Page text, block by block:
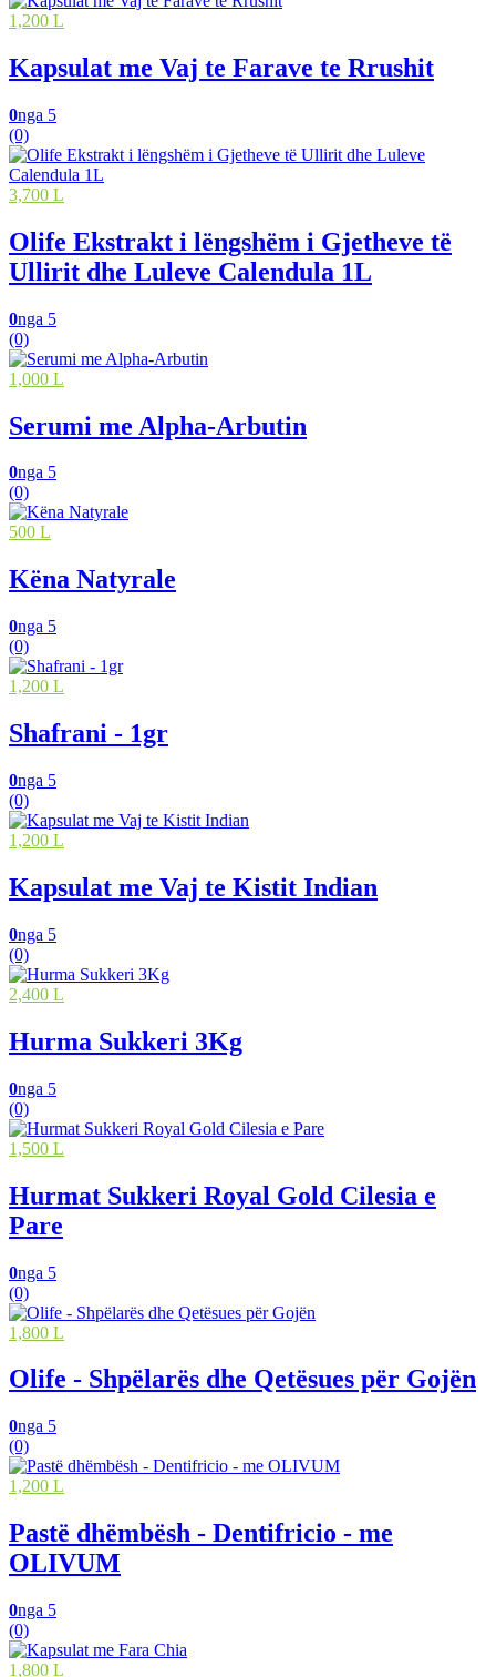
1,200 L
Kapsulat me Vaj te Farave te Rrushit
0nga 5
(0)
3,700 L
Olife Ekstrakt i lëngshëm i Gjetheve të
Ullirit dhe Luleve Calendula 1L
0nga 5
(0)
1,000 L
Serumi me Alpha-Arbutin
0nga 5
(0)
500 L
Këna Natyrale
0nga 5
(0)
1,200 L
Shafrani - 1gr
0nga 5
(0)
1,200 L
Kapsulat me Vaj te Kistit Indian
0nga 5
(0)
2,400 L
Hurma Sukkeri 3Kg
0nga 5
(0)
1,500 L
Hurmat Sukkeri Royal Gold Cilesia e
Pare
0nga 5
(0)
1,800 L
Olife - Shpëlarës dhe Qetësues për Gojën
0nga 5
(0)
1,200 L
Pastë dhëmbësh - Dentifricio - me
OLIVUM
0nga 5
(0)
1,800 L